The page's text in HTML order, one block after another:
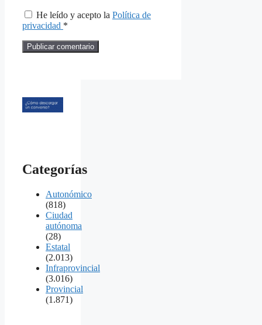
He leído y acepto la Política de
privacidad *
Categorías
Autonómico
(818)
Ciudad
autónoma
(28)
Estatal
(2.013)
Infraprovincial
(3.016)
Provincial
(1.871)